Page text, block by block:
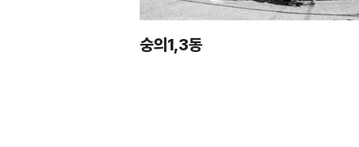
숭의1,3동